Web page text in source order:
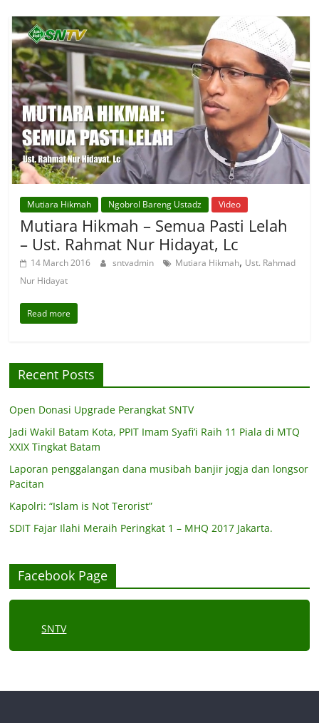
Mutiara Hikmah Ngobrol Bareng Ustadz Video
Mutiara Hikmah – Semua Pasti Lelah
– Ust. Rahmat Nur Hidayat, Lc
14 March 2016 sntvadmin Mutiara Hikmah, Ust. Rahmad
Nur Hidayat
Read more
Recent Posts
Open Donasi Upgrade Perangkat SNTV
Jadi Wakil Batam Kota, PPIT Imam Syafi’i Raih 11 Piala di MTQ
XXIX Tingkat Batam
Laporan penggalangan dana musibah banjir jogja dan longsor
Pacitan
Kapolri: “Islam is Not Terorist”
SDIT Fajar Ilahi Meraih Peringkat 1 – MHQ 2017 Jakarta.
Facebook Page
SNTV